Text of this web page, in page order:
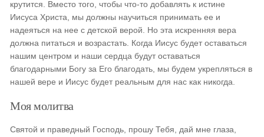
крутится. Вместо того, чтобы что-то добавлять к истине
Иисуса Христа, мы должны научиться принимать ее и
надеяться на нее с детской верой. Но эта искренняя вера
должна питаться и возрастать. Когда Иисус будет оставаться
нашим центром и наши сердца будут оставаться
благодарными Богу за Его благодать, мы будем укрепляться в
нашей вере и Иисус будет реальным для нас как никогда.
Моя молитва
Святой и праведный Господь, прошу Тебя, дай мне глаза,